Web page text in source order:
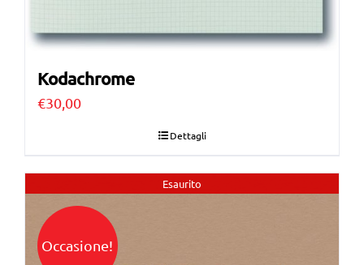
Kodachrome
€30,00
Dettagli
Esaurito
Occasione!